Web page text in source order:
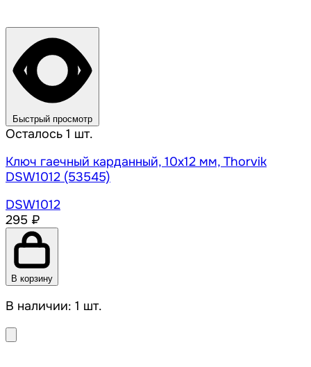
Быстрый просмотр
Осталось 1 шт.
Ключ гаечный карданный, 10х12 мм, Thorvik
DSW1012 (53545)
DSW1012
295 ₽
В корзину
В наличии: 1 шт.